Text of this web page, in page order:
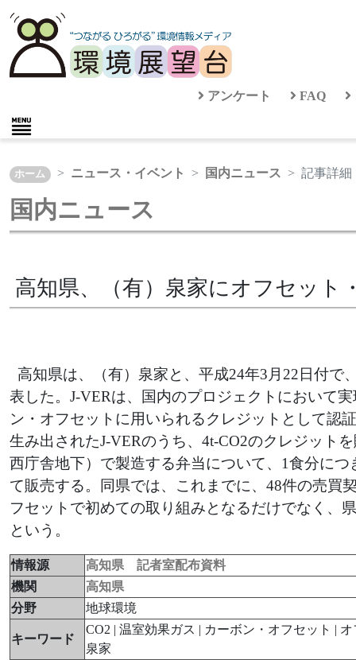
アンケート FAQ
ホーム ニュース・イベント 国内ニュース 記事詳細
国内ニュース
高知県、（有）泉家にオフセット
高知県は、（有）泉家と、平成24年3月22日付で
表した。J-VERは、国内のプロジェクトにおいて
ン・オフセットに用いられるクレジットとして認
生み出されたJ-VERのうち、4t-CO2のクレジット
西庁舎地下）で製造する弁当について、1食分に
て販売する。同県では、これまでに、48件の売買
フセットで初めての取り組みとなるだけでなく、
という。
情報源
高知県 記者室配布資料
機関
高知県
分野
地球環境
キーワード
CO2 | 温室効果ガス | カーボン・オフセット |
泉家